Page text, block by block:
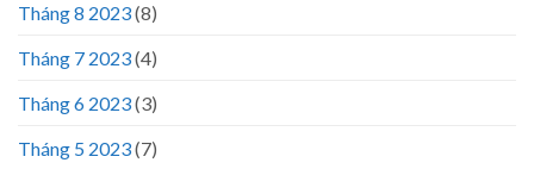
Tháng 8 2023(8)
Tháng 7 2023(4)
Tháng 6 2023(3)
Tháng 5 2023(7)